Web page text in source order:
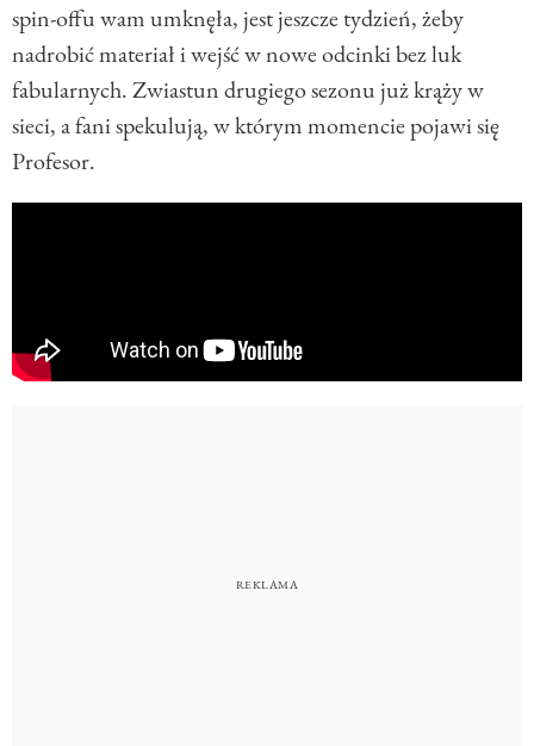
spin-offu wam umknęła, jest jeszcze tydzień, żeby
nadrobić materiał i wejść w nowe odcinki bez luk
fabularnych. Zwiastun drugiego sezonu już krąży w
sieci, a fani spekulują, w którym momencie pojawi się
Profesor.